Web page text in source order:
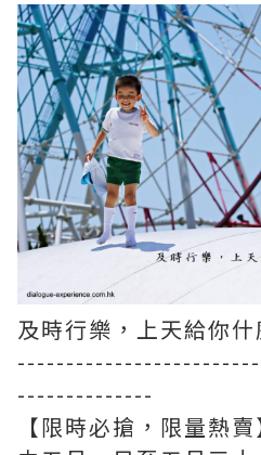
及時行樂，上天給你什
--------------
【限時必搶，限量熱賣